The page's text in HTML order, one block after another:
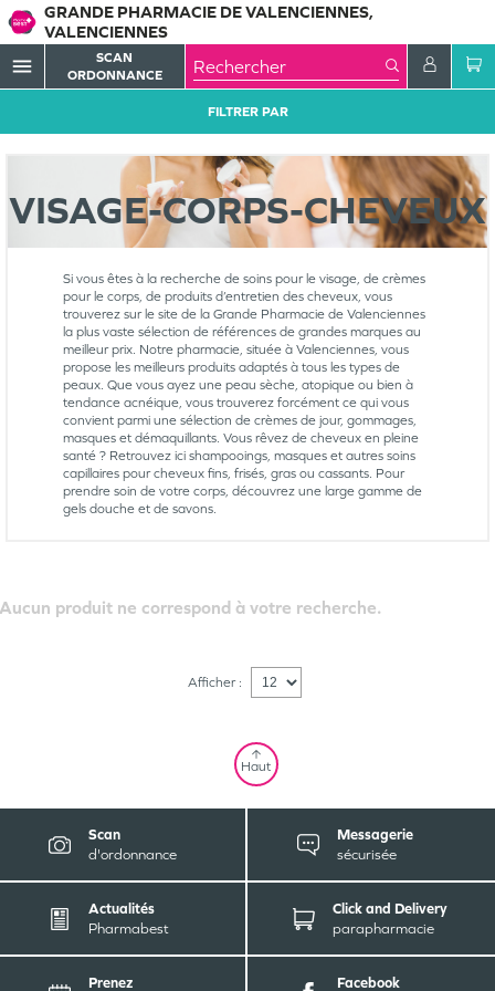
GRANDE PHARMACIE DE VALENCIENNES,
VALENCIENNES
menu
SCAN
ORDONNANCE
FILTRER PAR
VISAGE-CORPS-CHEVEUX
Si vous êtes à la recherche de soins pour le visage, de crèmes
pour le corps, de produits d’entretien des cheveux, vous
trouverez sur le site de la Grande Pharmacie de Valenciennes
la plus vaste sélection de références de grandes marques au
meilleur prix. Notre pharmacie, située à Valenciennes, vous
propose les meilleurs produits adaptés à tous les types de
peaux. Que vous ayez une peau sèche, atopique ou bien à
tendance acnéique, vous trouverez forcément ce qui vous
convient parmi une sélection de crèmes de jour, gommages,
masques et démaquillants. Vous rêvez de cheveux en pleine
santé ? Retrouvez ici shampooings, masques et autres soins
capillaires pour cheveux fins, frisés, gras ou cassants. Pour
prendre soin de votre corps, découvrez une large gamme de
gels douche et de savons.
Aucun produit ne correspond à votre recherche.
Afficher :
Haut
Scan
d'ordonnance
Messagerie
sécurisée
Actualités
Pharmabest
Click and Delivery
parapharmacie
Prenez
Facebook